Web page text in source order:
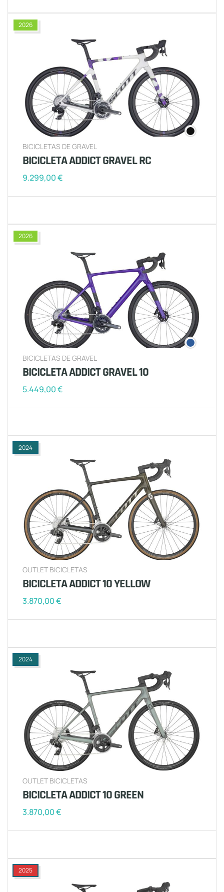
2026
BICICLETAS DE GRAVEL
BICICLETA ADDICT GRAVEL RC
9.299,00€
2026
BICICLETAS DE GRAVEL
BICICLETA ADDICT GRAVEL 10
5.449,00€
2024
OUTLET BICICLETAS
BICICLETA ADDICT 10 YELLOW
3.870,00€
2024
OUTLET BICICLETAS
BICICLETA ADDICT 10 GREEN
3.870,00€
2025